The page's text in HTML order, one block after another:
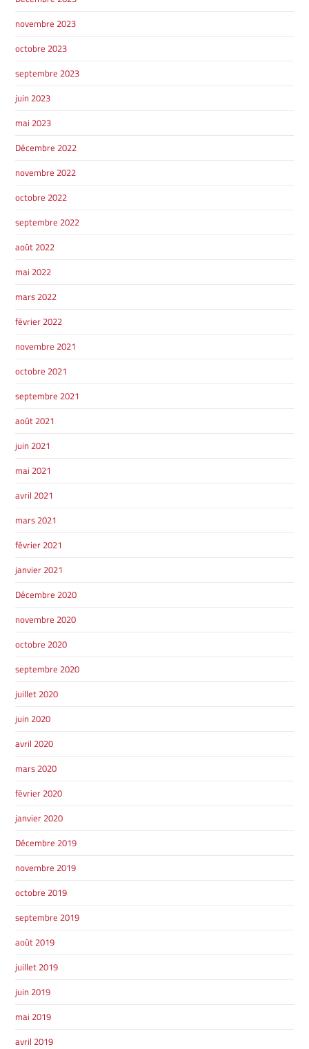
novembre 2023
octobre 2023
septembre 2023
juin 2023
mai 2023
Décembre 2022
novembre 2022
octobre 2022
septembre 2022
août 2022
mai 2022
mars 2022
février 2022
novembre 2021
octobre 2021
septembre 2021
août 2021
juin 2021
mai 2021
avril 2021
mars 2021
février 2021
janvier 2021
Décembre 2020
novembre 2020
octobre 2020
septembre 2020
juillet 2020
juin 2020
avril 2020
mars 2020
février 2020
janvier 2020
Décembre 2019
novembre 2019
octobre 2019
septembre 2019
août 2019
juillet 2019
juin 2019
mai 2019
avril 2019
DRUMMONDVILLE